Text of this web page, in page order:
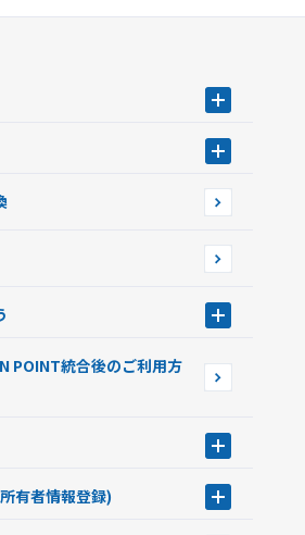
物について（ネット決済）
て
POINT統合後のご利用方
有者情報登録)